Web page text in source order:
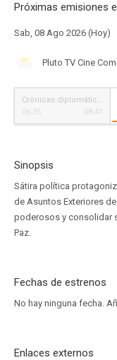
Próximas emisiones
Sab, 08 Ago 2026 (Hoy)
Pluto TV Cine
Crónicas diplomáticas
06:35
08:41
Sinopsis
Sátira política
de Asuntos Exteriores
poderosos y consolidar
Paz.
Fechas de estrenos
No hay ninguna fecha.
Enlaces externos